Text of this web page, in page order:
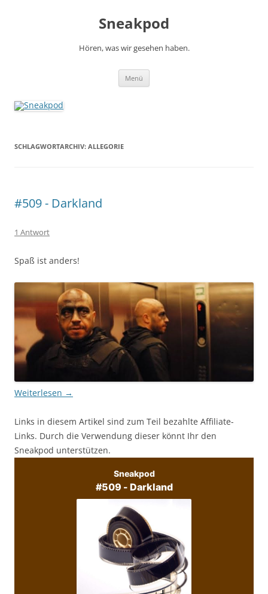
Sneakpod
Hören, was wir gesehen haben.
Menü
SCHLAGWORTARCHIV: ALLEGORIE
#509 - Darkland
1 Antwort
Spaß ist anders!
Weiterlesen →
Links in diesem Artikel sind zum Teil bezahlte Affiliate-
Links. Durch die Verwendung dieser könnt Ihr den
Sneakpod unterstützen.